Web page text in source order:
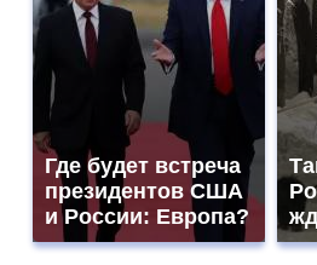
Где будет встреча
президентов США
и России: Европа?